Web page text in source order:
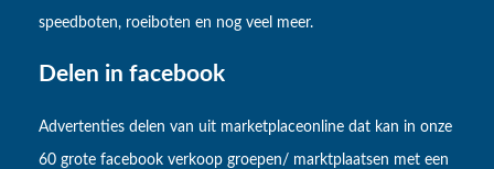
speedboten, roeiboten en nog veel meer.
Delen in facebook
Advertenties delen van uit marketplaceonline dat kan in onze
60 grote facebook verkoop groepen/ marktplaatsen met een